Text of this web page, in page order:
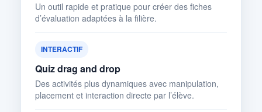
Un outil rapide et pratique pour créer des fiches
d’évaluation adaptées à la filière.
INTERACTIF
Quiz drag and drop
Des activités plus dynamiques avec manipulation,
placement et interaction directe par l’élève.